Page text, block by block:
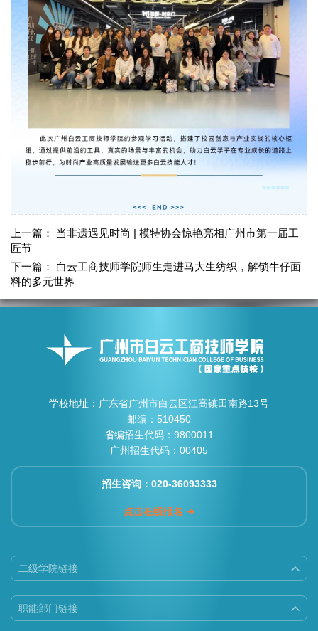
上一篇： 当非遗遇见时尚 | 模特协会惊艳亮相广州市第一届工
匠节
下一篇： 白云工商技师学院师生走进马大生纺织，解锁牛仔面
料的多元世界
学校地址：广东省广州市白云区江高镇田南路13号
邮编：510450
省编招生代码：9800011
广州招生代码：00405
招生咨询：020-36093333
点击在线报名 ➔
二级学院链接
职能部门链接